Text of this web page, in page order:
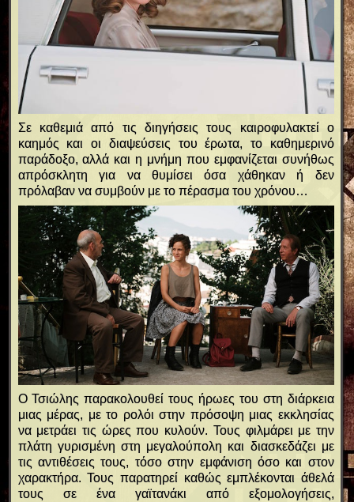
Σε καθεμιά από τις διηγήσεις τους καιροφυλακτεί ο
καημός και οι διαψεύσεις του έρωτα, το καθημερινό
παράδοξο, αλλά και η μνήμη που εμφανίζεται συνήθως
απρόσκλητη για να θυμίσει όσα χάθηκαν ή δεν
πρόλαβαν να συμβούν με το πέρασμα του χρόνου…
Ο Τσιώλης παρακολουθεί τους ήρωες του στη διάρκεια
μιας μέρας, με το ρολόι στην πρόσοψη μιας εκκλησίας
να μετράει τις ώρες που κυλούν. Τους φιλμάρει με την
πλάτη γυρισμένη στη μεγαλούπολη και διασκεδάζει με
τις αντιθέσεις τους, τόσο στην εμφάνιση όσο και στον
χαρακτήρα. Τους παρατηρεί καθώς εμπλέκονται άθελά
τους σε ένα γαϊτανάκι από εξομολογήσεις,